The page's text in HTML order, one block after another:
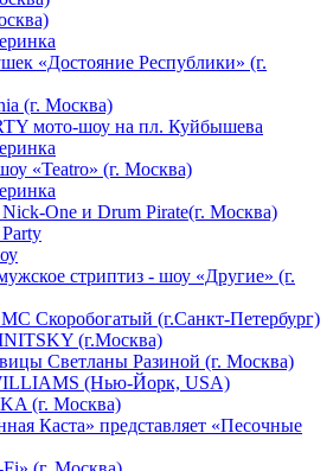
«Достояние Республики» (г.
(г. Москва)
мото-шоу на пл. Куйбышева
«Teatro» (г. Москва)
One и Drum Pirate(г. Москва)
стриптиз - шоу «Другие» (г.
Скоробогатый (г.Санкт-Петербург)
(г.Москва)
Светланы Разиной (г. Москва)
(Нью-Йорк, USA)
(г. Москва)
Каста» представляет «Песочные